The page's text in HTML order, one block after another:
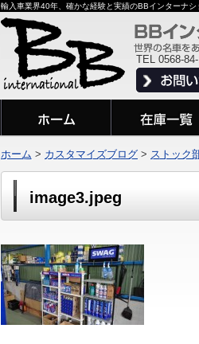
輸入車業界40年、確かな経験と実績のBBインターナ
TEL 0568-
image3.jpeg
ホーム > カスタマイズブログ > ストック